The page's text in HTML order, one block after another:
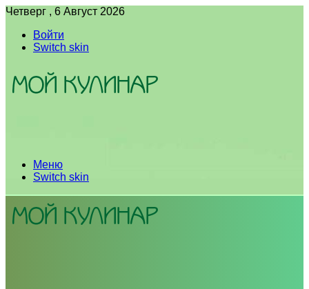
Четверг , 6 Август 2026
Войти
Switch skin
Меню
Switch skin